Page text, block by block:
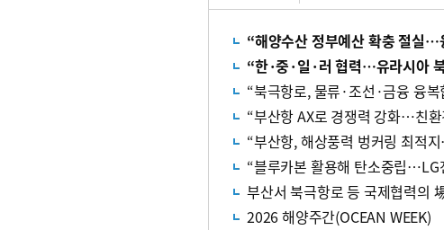
“해양수산 정부예산 확충 절실
“한·중·일·러 협력…유라시아
“북극항로, 물류·조선·금융 융
“부산항 AX로 경쟁력 강화…친
“부산항, 해상풍력 벙커링 최적
“블루카본 활용해 탄소중립…LG
부산서 북극항로 등 국제협력의
2026 해양주간(OCEAN WEEK)